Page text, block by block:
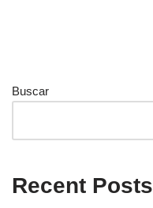
Buscar
Recent Posts